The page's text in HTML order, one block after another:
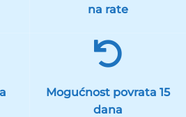
na rate
Mogućnost povrata 15
dana